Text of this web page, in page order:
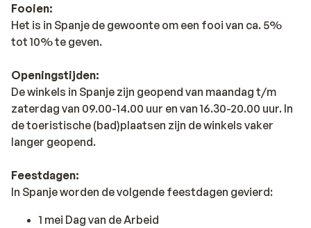
Fooien:
Het is in Spanje de gewoonte om een fooi van ca. 5%
tot 10% te geven.
Openingstijden:
De winkels in Spanje zijn geopend van maandag t/m
zaterdag van 09.00-14.00 uur en van 16.30-20.00 uur. In
de toeristische (bad)plaatsen zijn de winkels vaker
langer geopend.
Feestdagen:
In Spanje worden de volgende feestdagen gevierd:
1 mei Dag van de Arbeid